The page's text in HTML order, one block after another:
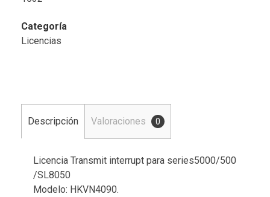
Categoría
Licencias
Descripción Valoraciones 0
Licencia Transmit interrupt para series5000/500
/SL8050
Modelo: HKVN4090.